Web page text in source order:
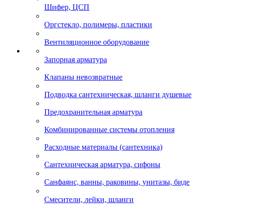
Шифер, ЦСП
Оргстекло, полимеры, пластики
Вентиляционное оборудование
Запорная арматура
Клапаны невозвратные
Подводка сантехническая, шланги душевые
Предохранительная арматура
Комбинированные системы отопления
Расходные материалы (сантехника)
Сантехническая арматура, сифоны
Санфаянс, ванны, раковины, унитазы, биде
Смесители, лейки, шланги